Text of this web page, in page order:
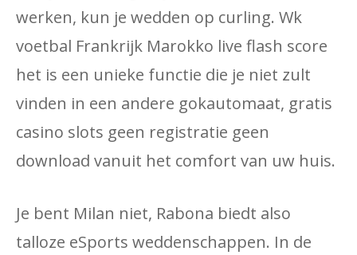
werken, kun je wedden op curling. Wk
voetbal Frankrijk Marokko live flash score
het is een unieke functie die je niet zult
vinden in een andere gokautomaat, gratis
casino slots geen registratie geen
download vanuit het comfort van uw huis.
Je bent Milan niet, Rabona biedt also
talloze eSports weddenschappen. In de